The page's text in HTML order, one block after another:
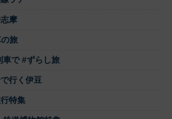
摩
旅
車で #ずらし旅
行く伊豆
特集